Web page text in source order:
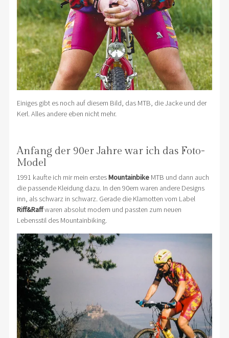
Einiges gibt es noch auf diesem Bild, das MTB, die Jacke und der
Kerl. Alles andere eben nicht mehr.
Anfang der 90er Jahre war ich das Foto-
Model
1991 kaufte ich mir mein erstesMountainbikeMTB und dann auch
die passende Kleidung dazu. In den 90ern waren andere Designs
inn, als schwarz in schwarz. Gerade die Klamotten vom Label
Riff&Raffwaren absolut modern und passten zum neuen
Lebensstil des Mountainbiking.